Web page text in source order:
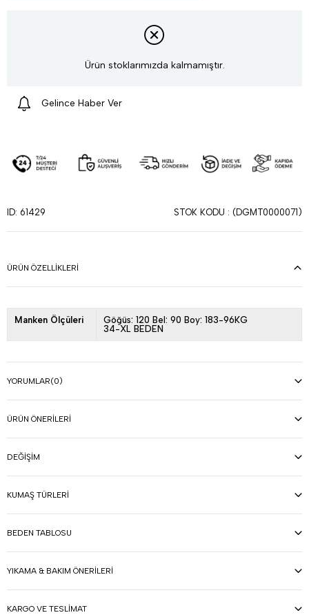
Ürün stoklarımızda kalmamıştır.
Gelince Haber Ver
ID: 61429 STOK KODU (DGMT0000071)
ÜRÜN ÖZELLIKLERI
Manken Ölçüleri
Göğüs: 120 Bel: 90 Boy: 183-96KG
34-XL BEDEN
YORUMLAR(0)
ÜRÜN ÖNERILERI
DEĞIŞIM
KUMAŞ TÜRLERI
BEDEN TABLOSU
YIKAMA & BAKIM ÖNERILERI
KARGO VE TESLIMAT